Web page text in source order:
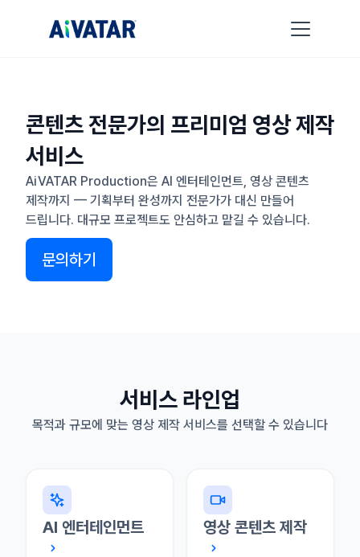
콘텐츠 전문가의 프리미엄 영상 제작
서비스
AiVATAR Production은 AI 엔터테인먼트, 영상 콘텐츠
제작까지 — 기획부터 완성까지 전문가가 대신 만들어
드립니다. 대규모 프로젝트도 안심하고 맡길 수 있습니다.
문의하기
서비스 라인업
목적과 규모에 맞는 영상 제작 서비스를 선택할 수 있습니다
AI 엔터테인먼트 영상 콘텐츠 제작